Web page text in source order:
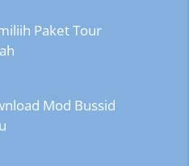
Paket Tour
Mod Bussid